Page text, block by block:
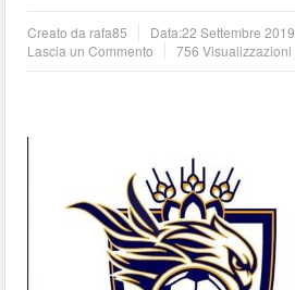
Creato da rafa85 Data:22 Settembre 2019
Lascia un Commento
756 Visualizzazioni